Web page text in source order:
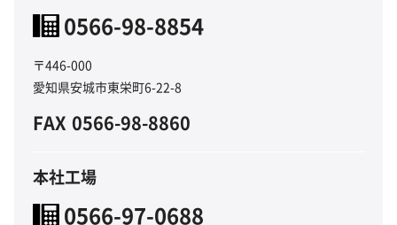
0566-98-8854
〒446-000
愛知県安城市東栄町6-22-8
FAX 0566-98-8860
本社工場
0566-97-0688